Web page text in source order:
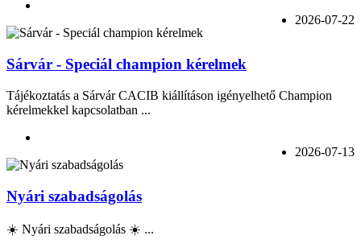
2026-07-22
Sárvár - Speciál champion kérelmek
Tájékoztatás a Sárvár CACIB kiállításon igényelhető Champion
kérelmekkel kapcsolatban ...
2026-07-13
Nyári szabadságolás
☀️ Nyári szabadságolás ☀️ ...